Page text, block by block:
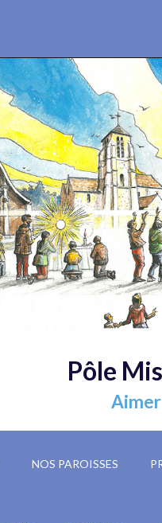
Pôle
Aimer
NOS PAROISSES